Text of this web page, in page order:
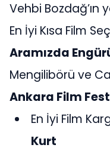
Vehbi Bozdağ’ın
En İyi Kısa Film
Aramızda
Mengilibörü ve
Ankara Film
En İyi Film
Kurt